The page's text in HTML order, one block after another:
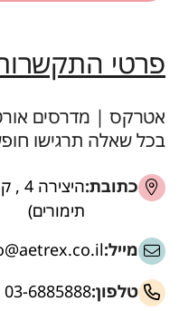
פרטי
אטרקס | מדרסים
בכל שאלה תרגישו
כתובת:
תימורים)
מייל:
טלפון:03-6885888